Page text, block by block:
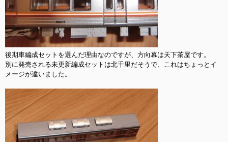
後期車編成セットを選んだ理由なのですが、方向幕は天下茶屋です。
別に発売される未更新編成セットは北千里だそうで、これはちょっとイ
メージが違いました。